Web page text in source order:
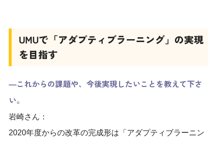
UMUで「アダプティブラーニング」の実現
を目指す
―これからの課題や、今後実現したいことを教えて下さ
い。
岩崎さん：
2020年度からの改革の完成形は「アダプティブラーニン